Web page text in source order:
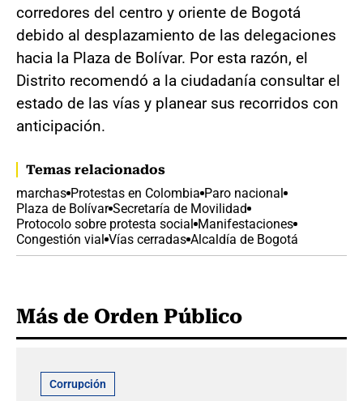
corredores del centro y oriente de Bogotá
debido al desplazamiento de las delegaciones
hacia la Plaza de Bolívar. Por esta razón, el
Distrito recomendó a la ciudadanía consultar el
estado de las vías y planear sus recorridos con
anticipación.
Temas relacionados
marchas Protestas en Colombia Paro nacional
Plaza de Bolívar Secretaría de Movilidad
Protocolo sobre protesta social Manifestaciones
Congestión vial Vías cerradas Alcaldía de Bogotá
Más de Orden Público
Corrupción